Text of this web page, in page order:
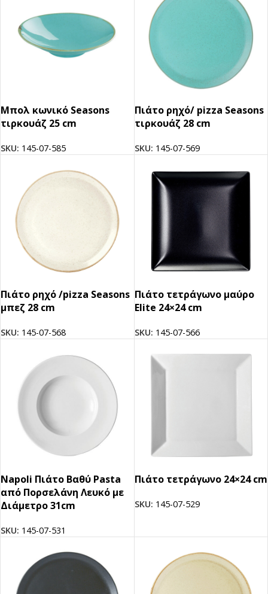
Μπολ κωνικό Seasons
τιρκουάζ 25 cm
SKU: 145-07-585
Πιάτο ρηχό/ pizza Seasons
τιρκουάζ 28 cm
SKU: 145-07-569
Πιάτο ρηχό /pizza Seasons
μπεζ 28 cm
SKU: 145-07-568
Πιάτο τετράγωνο μαύρο
Elite 24×24 cm
SKU: 145-07-566
Napoli Πιάτο Βαθύ Pasta
από Πορσελάνη Λευκό με
Διάμετρο 31cm
SKU: 145-07-531
Πιάτο τετράγωνο 24×24 cm
SKU: 145-07-529